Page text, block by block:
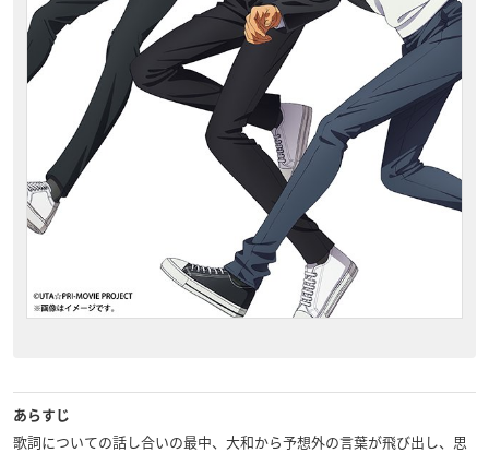
あらすじ
歌詞についての話し合いの最中、大和から予想外の言葉が飛び出し、思